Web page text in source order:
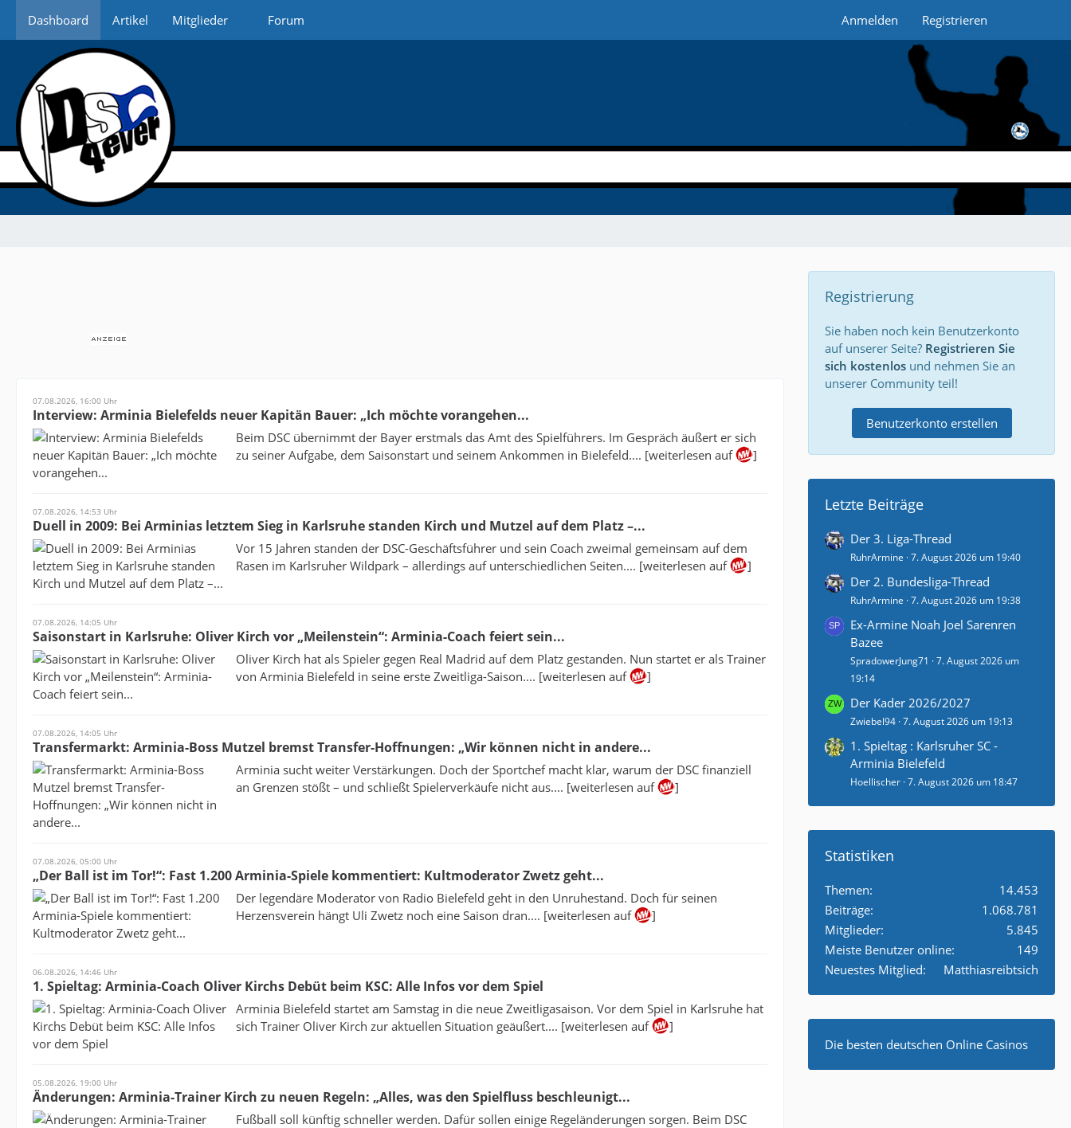
Dashboard Artikel Mitglieder Forum Anmelden Registrieren
07.08.2026, 16:00 Uhr
Interview: Arminia Bielefelds neuer Kapitän Bauer: „Ich möchte vorangehen...
Beim DSC übernimmt der Bayer erstmals das Amt des Spielführers. Im Gespräch äußert er sich
zu seiner Aufgabe, dem Saisonstart und seinem Ankommen in Bielefeld.... [weiterlesen auf
]
07.08.2026, 14:53 Uhr
Duell in 2009: Bei Arminias letztem Sieg in Karlsruhe standen Kirch und Mutzel auf dem Platz –...
Vor 15 Jahren standen der DSC-Geschäftsführer und sein Coach zweimal gemeinsam auf dem
Rasen im Karlsruher Wildpark – allerdings auf unterschiedlichen Seiten.... [weiterlesen auf
]
07.08.2026, 14:05 Uhr
Saisonstart in Karlsruhe: Oliver Kirch vor „Meilenstein“: Arminia-Coach feiert sein...
Oliver Kirch hat als Spieler gegen Real Madrid auf dem Platz gestanden. Nun startet er als Trainer
von Arminia Bielefeld in seine erste Zweitliga-Saison.... [weiterlesen auf
]
07.08.2026, 14:05 Uhr
Transfermarkt: Arminia-Boss Mutzel bremst Transfer-Hoffnungen: „Wir können nicht in andere...
Arminia sucht weiter Verstärkungen. Doch der Sportchef macht klar, warum der DSC finanziell
an Grenzen stößt – und schließt Spielerverkäufe nicht aus.... [weiterlesen auf
]
07.08.2026, 05:00 Uhr
„Der Ball ist im Tor!“: Fast 1.200 Arminia-Spiele kommentiert: Kultmoderator Zwetz geht...
Der legendäre Moderator von Radio Bielefeld geht in den Unruhestand. Doch für seinen
Herzensverein hängt Uli Zwetz noch eine Saison dran.... [weiterlesen auf
]
06.08.2026, 14:46 Uhr
1. Spieltag: Arminia-Coach Oliver Kirchs Debüt beim KSC: Alle Infos vor dem Spiel
Arminia Bielefeld startet am Samstag in die neue Zweitligasaison. Vor dem Spiel in Karlsruhe hat
sich Trainer Oliver Kirch zur aktuellen Situation geäußert.... [weiterlesen auf
]
05.08.2026, 19:00 Uhr
Änderungen: Arminia-Trainer Kirch zu neuen Regeln: „Alles, was den Spielfluss beschleunigt...
Fußball soll künftig schneller werden. Dafür sollen einige Regeländerungen sorgen. Beim DSC
Registrierung
Sie haben noch kein Benutzerkonto
auf unserer Seite? Registrieren Sie
sich kostenlos und nehmen Sie an
unserer Community teil!
Benutzerkonto erstellen
Letzte Beiträge
Der 3. Liga-Thread
RuhrArmine 7. August 2026 um 19:40
Der 2. Bundesliga-Thread
RuhrArmine 7. August 2026 um 19:38
Ex-Armine Noah Joel Sarenren
Bazee
SpradowerJung71
7. August 2026 um
19:14
Der Kader 2026/2027
Zwiebel94 7. August 2026 um 19:13
1. Spieltag : Karlsruher SC -
Arminia Bielefeld
Hoellischer 7. August 2026 um 18:47
Statistiken
Themen
14.453
Beiträge
1.068.781
Mitglieder
5.845
Meiste Benutzer online
149
Neuestes Mitglied
Matthiasreibtsich
Die besten deutschen Online Casinos